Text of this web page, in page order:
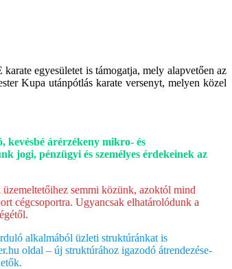
egyesületet is támogatja, mely alapvetően az
Kupa utánpótlás karate versenyt, melyen közel
kevésbé árérzékeny mikro- és
jogi, pénzügyi és személyes érdekeinek az
semmi közünk, azoktól mind
cégcsoportra. Ugyancsak elhatárolódunk a
alkalmából üzleti struktúránkat is
oldal – új struktúrához igazodó átrendezése-